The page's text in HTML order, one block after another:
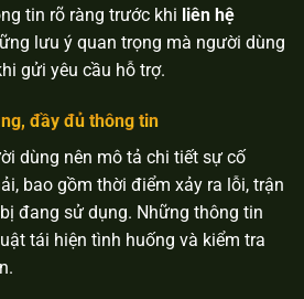
tin rõ ràng trước khi liên hệ
lưu ý quan trọng mà người dùng
gửi yêu cầu hỗ trợ.
đầy đủ thông tin
dùng nên mô tả chi tiết sự cố
bao gồm thời điểm xảy ra lỗi, trận
đang sử dụng. Những thông tin
tái hiện tình huống và kiểm tra